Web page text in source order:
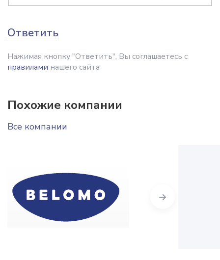
Ответить
Нажимая кнопку "Ответить", Вы соглашаетесь с
правилами нашего сайта
Похожие компании
Все компании